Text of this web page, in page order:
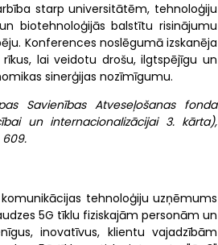
starp universitātēm, tehnoloģiju
biotehnoloģijās balstītu risinājumu
Konferences noslēgumā izskanēja
lai veidotu drošu, ilgtspējīgu un
sinerģijas nozīmīgumu.
Savienības Atveseļošanas fonda
un internacionalizācijai 3. kārta),
tehnoloģiju uzņēmums
5G tīklu fiziskajām personām un
inovatīvus, klientu vajadzībām